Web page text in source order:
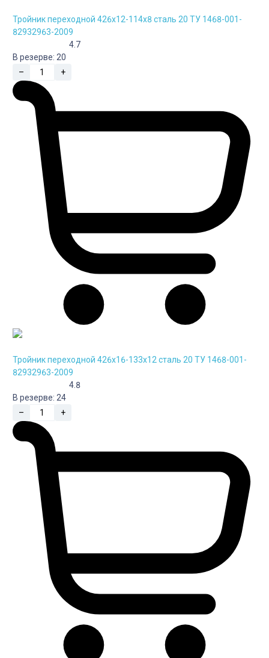
Тройник переходной 426х12-114х8 сталь 20 ТУ 1468-001-
82932963-2009
4.7
В резерве: 20
–
+
Тройник переходной 426х16-133х12 сталь 20 ТУ 1468-001-
82932963-2009
4.8
В резерве: 24
–
+